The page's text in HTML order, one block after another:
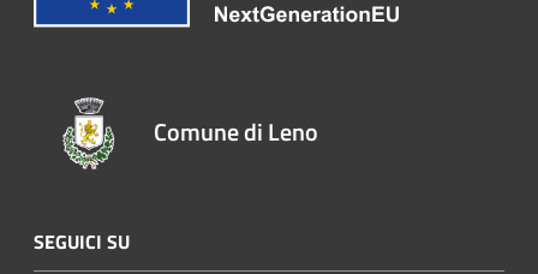
Comune di Leno
SEGUICI SU